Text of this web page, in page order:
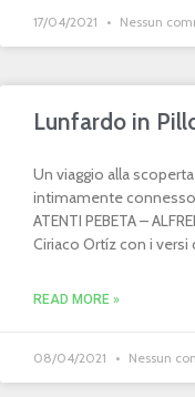
17/04/2021 Nessun
Lunfardo in
Un viaggio alla
intimamente connesso
ATENTI PEBETA –
Ciriaco Ortíz con i
READ MORE »
08/04/2021 Nessun